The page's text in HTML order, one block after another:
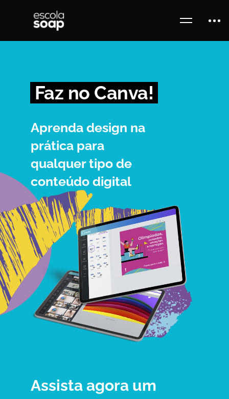
Faz no Canva!
Aprenda design na
prática para
qualquer tipo de
conteúdo digital
Assista agora um